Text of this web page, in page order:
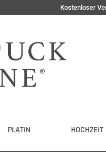
Kostenloser
PLATIN HOCHZEIT